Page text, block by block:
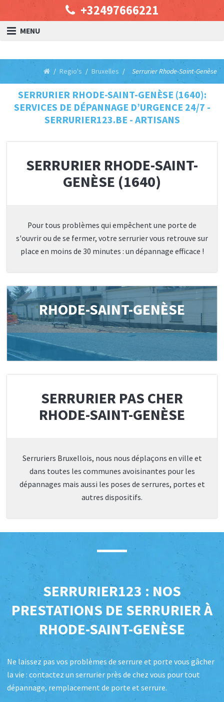
+32497666221
MENU
Regio's Bruxelles Serrurier Rhode-Saint-Genèse
SERRURIER RHODE-SAINT-GENÈSE (1640):
SERVICES DE DÉPANNAGE D’URGENCE 24/7 -
SERRURIER123.BE - ARTISANS
SERRURIER RHODE-SAINT-
GENÈSE (1640)
Pour tous problèmes qui empêchent une porte de
s'ouvrir ou de se fermer, votre serrurier vous retrouve sur
place en moins de 30 minutes : un dépannage efficace !
RHODE-SAINT-GENÈSE
SERRURIER PAS CHER
RHODE-SAINT-GENÈSE
Serruriers Bruxellois, nous nous déplaçons en ville et
dans toutes les communes avoisinantes pour les
dépannages mais aussi les poses de serrures, portes et
autres dispositifs.
SERRURIER123 : NOS
PRESTATIONS DE SERRURIER À
RHODE-SAINT-GENÈSE
Ne laissez pas vos problèmes de serrure et porte vous gâcher
la vie : contactez un serrurier près de chez vous pour tout
dépannage, remplacement de porte et serrure.